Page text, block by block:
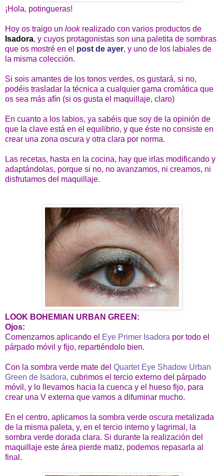
¡Hola, potingueras!
Hoy os traigo un lookrealizado con varios productos de
Isadora, y cuyos protagonistas son una paletita de sombras
que os mostré en el post de ayer, y uno de los labiales de
la misma colección.
Si sois amantes de los tonos verdes, os gustará, si no,
podéis trasladar la técnica a cualquier gama cromática que
os sea más afín (si os gusta el maquillaje, claro)
En cuanto a los labios, ya sabéis que soy de la opinión de
que la clave está en el equilibrio, y que éste no consiste en
crear una zona oscura y otra clara por norma.
Las recetas, hasta en la cocina, hay que irlas modificando y
adaptándolas, porque si no, no avanzamos, ni creamos, ni
disfrutamos del maquillaje.
LOOK BOHEMIAN URBAN GREEN:
Ojos:
Comenzamos aplicando el Eye Primer Isadora por todo el
párpado móvil y fijo, repartiéndolo bien.
Con la sombra verde mate del Quartet Eye Shadow Urban
Green de Isadora, cubrimos el tercio externo del párpado
móvil, y lo llevamos hacia la cuenca y el hueso fijo, para
crear una V externa que vamos a difuminar mucho.
En el centro, aplicamos la sombra verde oscura metalizada
de la misma paleta, y, en el tercio interno y lagrimal, la
sombra verde dorada clara. Si durante la realización del
maquillaje este área pierde matiz, podemos repasarla al
final.